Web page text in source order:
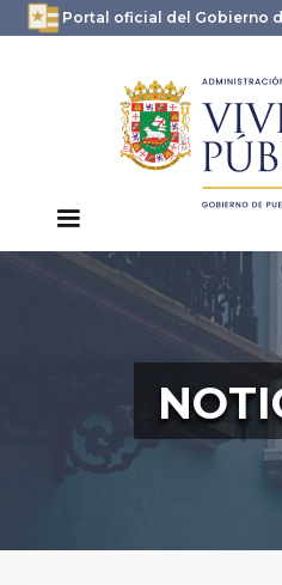
Portal oficial del Gobierno
oficial.pr.gov